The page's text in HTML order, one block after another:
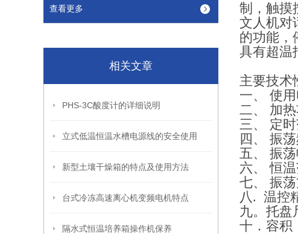
查看更多
相关文章
PHS-3C酸度计的详细说明
立式低温恒温水槽电源线的安全使用
新型土壤干燥箱的特点及使用方法
台式冷冻高速离心机变频电机特点
隔水式恒温培养箱操作机保养
制，触摸
文人机对
的功能，
具有超温
主要技术
一、 使
二、 加
三、 定时
四、 振
五、 振
六、 恒
七、 振
八. 温控
九。托盘
十．容积